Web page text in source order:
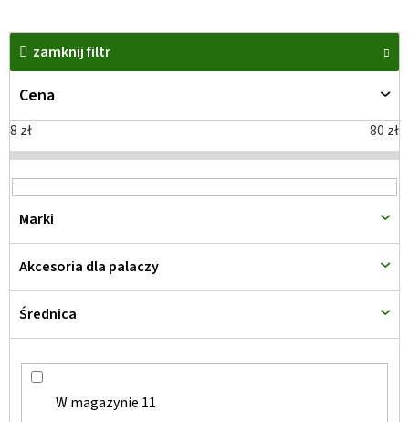
zamknij filtr
Cena
8 zł 80 zł
W magazynie 11
Marki
Akcesoria dla palaczy
Średnica
L
s
a
p
r
o
d
u
k
ó
w